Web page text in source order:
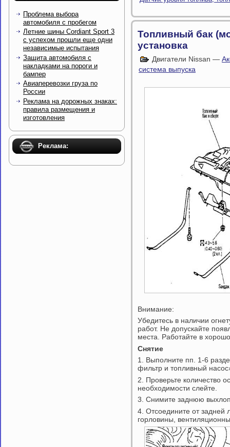
Проблема выбора
автомобиля с пробегом
Летние шины Cordiant Sport 3
с успехом прошли еще одни
независимые испытания
Защита автомобиля с
накладками на пороги и
бампер
Авиаперевозки груза по
России
Реклама на дорожных знаках:
правила размещения и
изготовления
Реклама:
Топливный бак
установка
Двигатели Nissan —
система выпуска
Внимание:
Убедитесь в наличии
работ. Не допускайте
места. Работайте в
Снятие
1. Выполните пп. 1-6
фильтр и топливный
2. Проверьте количество
необходимости слейте.
3. Снимите заднюю
4. Отсоедините от задней
горловины,